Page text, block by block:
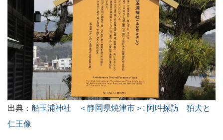
出典： 船玉浦神社 ＜静岡県焼津市＞: 阿吽探訪 狛犬と
仁王像